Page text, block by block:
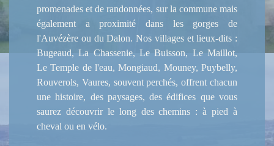
promenades et de randonnées, sur la commune mais
également a proximité dans les gorges de
l'Auvézère ou du Dalon. Nos villages et lieux-dits :
Bugeaud, La Chassenie, Le Buisson, Le Maillot,
Le Temple de l'eau, Mongiaud, Mouney, Puybelly,
Rouverols, Vaures, souvent perchés, offrent chacun
une histoire, des paysages, des édifices que vous
saurez découvrir le long des chemins : à pied à
cheval ou en vélo.